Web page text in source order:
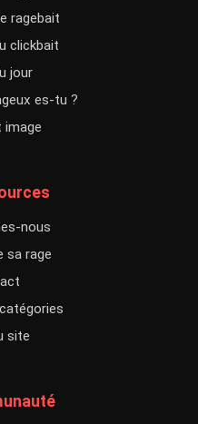
ragebait
clickbait
jour
es-tu ?
image
nous
sa rage
site